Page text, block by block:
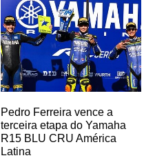
Pedro Ferreira vence a
terceira etapa do Yamaha
R15 BLU CRU América
Latina